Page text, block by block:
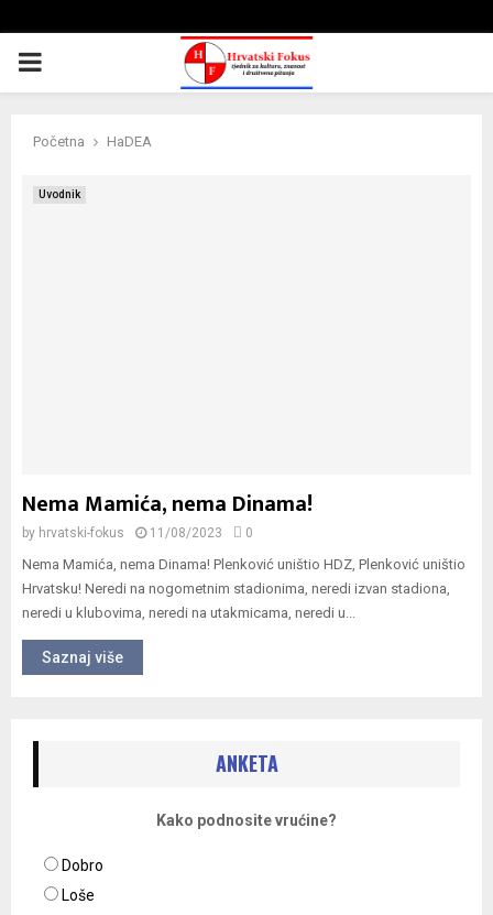
PRIMARY
Početna HaDEA
Uvodnik
Nema Mamića, nema Dinama!
by hrvatski-fokus 11/08/2023 0
Nema Mamića, nema Dinama! Plenković uništio HDZ, Plenković uništio
Hrvatsku! Neredi na nogometnim stadionima, neredi izvan stadiona,
neredi u klubovima, neredi na utakmicama, neredi u...
Saznaj više
ANKETA
Kako podnosite vrućine?
Dobro
Loše